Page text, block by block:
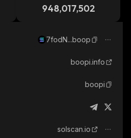
948,017,502
7fodN...boop
boopi.info
boopi
solscan.io